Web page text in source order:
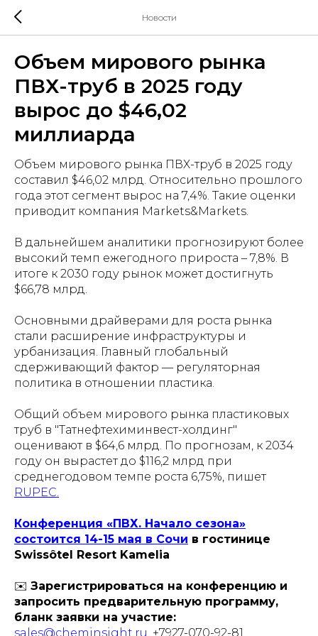
Новости
Объем мирового рынка
ПВХ-труб в 2025 году
вырос до $46,02
миллиарда
Объем мирового рынка ПВХ-труб в 2025 году
составил $46,02 млрд. Относительно прошлого
года этот сегмент вырос на 7,4%. Такие оценки
приводит компания Markets&Markets.
В дальнейшем аналитики прогнозируют более
высокий темп ежегодного прироста – 7,8%. В
итоге к 2030 году рынок может достигнуть
$66,78 млрд.
Основными драйверами для роста рынка
стали расширение инфраструктуры и
урбанизация. Главный глобальный
сдерживающий фактор — регуляторная
политика в отношении пластика.
Общий объем мирового рынка пластиковых
труб в "Татнефтехиминвест-холдинг"
оценивают в $64,6 млрд. По прогнозам, к 2034
году он вырастет до $116,2 млрд при
среднегодовом темпе роста 6,75%, пишет
RUPEC.
Конференция «ПВХ. Начало сезона»
состоится 14-15 мая в Сочи в гостинице
Swissôtel Resort Kamelia
✉️ Зарегистрироваться на конференцию и
запросить предварительную программу,
бланк заявки на участие:
sales@cheminsight.ru , +7927-070-92-81